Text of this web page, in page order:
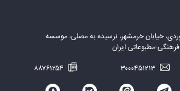
خیابان خرمشهر، نرسیده به مصلی، موسسه
فرهنگی-مطبوعاتی ایران